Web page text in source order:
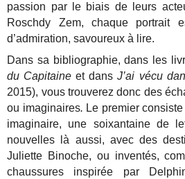
passion par le biais de leurs
Roschdy Zem, chaque portrait
d’admiration, savoureux à lire.
Dans sa bibliographie, dans les
du Capitaine et dansJ’ai vécu
2015), vous trouverez donc des
ou imaginaires. Le premier
imaginaire, une soixantaine de
nouvelles là aussi, avec des
Juliette Binoche, ou inventés,
chaussures inspirée par